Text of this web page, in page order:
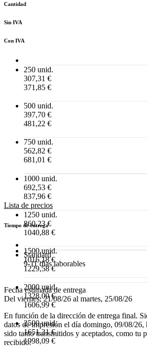
Cantidad
Sin IVA
Con IVA
250 unid.
307,31 €
371,85 €
500 unid.
397,70 €
481,22 €
750 unid.
562,82 €
681,01 €
1000 unid.
692,53 €
837,96 €
1250 unid.
860,23 €
1040,88 €
1500 unid.
1016,18 €
1229,58 €
2000 unid.
1328,09 €
1606,99 €
2500 unid.
1651,31 €
1998,09 €
Lista de precios
Tiempo de entrega
Standard
9-11 días laborables
Fecha estimada de entrega
Del viernes, 21/08/26 al martes, 25/08/26
En función de la dirección de entrega final.
datos de impresión el día domingo, 09/08/26,
sido tanto transmitidos y aceptados, como tu
recibido.